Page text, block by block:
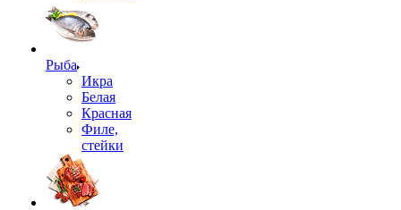
Рыба
Икра
Белая
Красная
Филе,
стейки